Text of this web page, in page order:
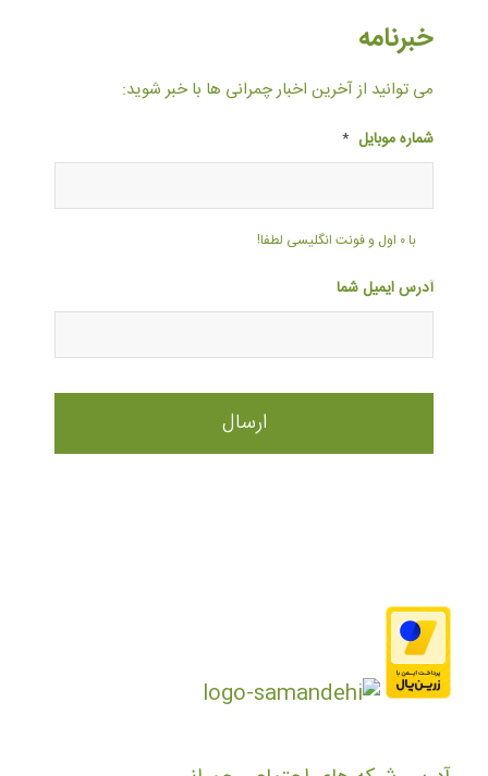
خبرنامه
می توانید از آخرین اخبار چمرانی ها با خبر شوید:
شماره موبایل *
با ۰ اول و فونت انگلیسی لطفا!
آدرس ایمیل شما